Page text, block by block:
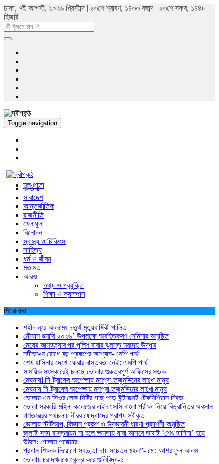
ঢাকা, ৭ই আগস্ট, ২০২৬ খ্রিস্টাব্দ | ২৩শে শ্রাবণ, ১৪৩৩ বঙ্গাব্দ | ২৩শে সফর, ১৪৪৮
হিজরি
Toggle navigation
মুল পাতা
জাতীয়
সারাদেশ
আন্তর্জাতিক
রাজনীতি
খেলাধুলা
বিনোদন
স্বাস্থ্য ও চিকিৎসা
সাহিত্য
ধর্ম ও জীবন
মতামত
আরও
তথ্য ও প্রযুক্তি
শিক্ষা ও ক্যাম্পাস
শিরোনামঃ
শহীদ নূরে আলমের চতুর্থ মৃত্যুবার্ষিকী পালিত
নৌযান শুমারি ২০২৬’ উপলক্ষে অবহিতকরণ সেমিনার অনুষ্ঠিত
মেয়ের আত্মহত্যার পর পুলিশ বাবার ঝুলন্ত মরদেহ উদ্ধার
নদীভাঙন রোধে বড় প্রকল্পের আশ্বাস-এমপি পার্থ
শেখ হাসিনার দেশে ফেরার বাস্তবতা নেই: এমপি পার্থ
সাময়িক সংস্কারেই চলছে ভোলার গুরুত্বপূর্ণ অফিসের সড়ক
মেঘনায়l সি-ট্রাকের অপেক্ষায় মনপুরা-তজুমদ্দিনের লাখো মানুষ
মেঘনায় সি-ট্রাকের অপেক্ষায় মনপুরা-তজুমদ্দিনের লাখো মানুষ
ভোলায় এন সিওর লেক সিটির গাছ পড়ে ইন্টারনেট টেকনিশিয়ান নিহত
ভোলা সরকারি মহিলা কলেজের এইচএসসি বাংলা পরীক্ষা নিয়ে বিভ্রান্তির অবসান
গণতন্ত্রের পথচলায় নীরব যোদ্ধাদের প্রাপ্য স্বীকৃত
ভোলায় স্টার্টআপ, বিজ্ঞান প্রকল্প ও উদ্ভাবনী ধারণা প্রদর্শনী অনুষ্ঠিত
জুলাই সনদ বাস্তবায়ন না হলে ক্ষমতায় যারা আসবে তারাই ‘শেখ হাসিনা’ হয়ে
উঠবে: গোলাম পরোয়ার
প্রধান শিক্ষক নিয়োগে স্বচ্ছতা চায় সচেতন মহল”- মো: আশরাফুল আলম
ভোলায় চর দখলকে কেন্দ্র করে গুলিবিদ্ধ-১